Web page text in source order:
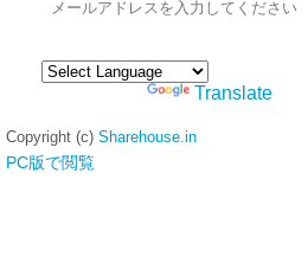
Translate
Copyright (c) Sharehouse.in
PC版で閲覧